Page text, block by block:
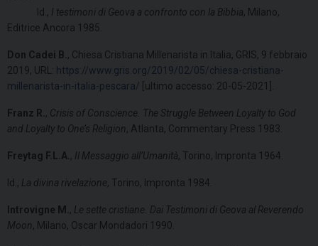
Id., I testimoni di Geova a confronto con la Bibbia, Milano,
Editrice Ancora 1985.
Don Cadei B. , Chiesa Cristiana Millenarista in Italia, GRIS, 9 febbraio
2019, URL: https://www.gris.org/2019/02/05/chiesa-cristiana-
millenarista-in-italia-pescara/ [ultimo accesso: 20-05-2021].
Franz R. , Crisis of Conscience. The Struggle Between Loyalty to God
and Loyalty to One’s Religion, Atlanta, Commentary Press 1983.
Freytag F.L.A. , Il Messaggio all’Umanità, Torino, Impronta 1964.
Id., La divina rivelazione, Torino, Impronta 1984.
Introvigne M. , Le sette cristiane. Dai Testimoni di Geova al Reverendo
Moon, Milano, Oscar Mondadori 1990.